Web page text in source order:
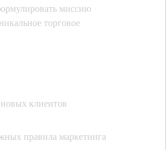
миссию
торговое
клиентов
правила маркетинга